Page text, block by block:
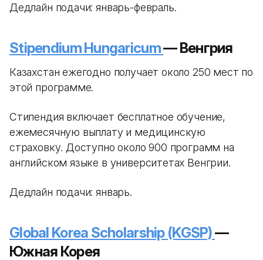
Дедлайн подачи: январь-февраль.
Stipendium Hungaricum— Венгрия
Казахстан ежегодно получает около 250 мест по
этой программе.
Стипендия включает бесплатное обучение,
ежемесячную выплату и медицинскую
страховку. Доступно около 900 программ на
английском языке в университетах Венгрии.
Дедлайн подачи: январь.
Global Korea Scholarship (KGSP)—
Южная Корея